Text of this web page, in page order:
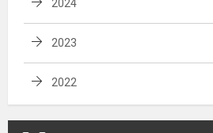
2024
2023
2022